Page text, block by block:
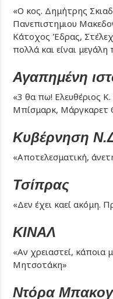
«Ο κος. Δημήτρης
Πανεπιστημιου
Κάτοχος Έδρας,
πολλά και είναι
Αγαπημένη
«3 θα πω! Ελευθέριος
Μπίσμαρκ, Μάργκαρετ
Κυβέρνηση
«Αποτελεσματική,
Τσίπρας
«Δεν έχει καεί ακόμη.
ΚΙΝΑΛ
«Αν χρειαστεί, κάποια
Μητσοτάκη»
Ντόρα